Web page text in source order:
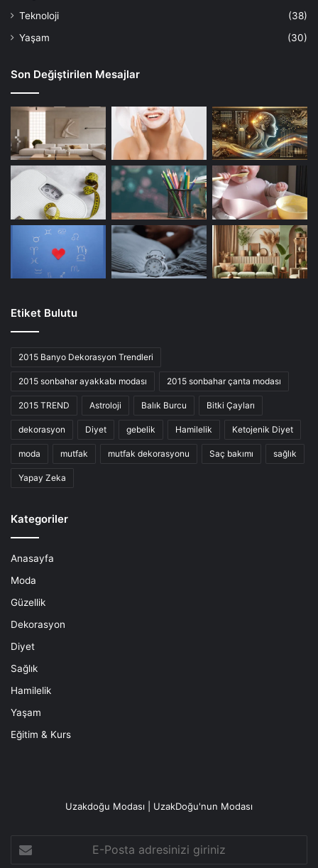
Teknoloji
(38)
Yaşam
(30)
Son Değiştirilen Mesajlar
Etiket Bulutu
2015 Banyo Dekorasyon Trendleri
2015 sonbahar ayakkabı modası 2015 sonbahar çanta modası
2015 TREND Astroloji Balık Burcu Bitki Çayları
dekorasyon Diyet gebelik Hamilelik Ketojenik Diyet
moda mutfak mutfak dekorasyonu Saç bakımı sağlık
Yapay Zeka
Kategoriler
Anasayfa
Moda
Güzellik
Dekorasyon
Diyet
Sağlık
Hamilelik
Yaşam
Eğitim & Kurs
Uzakdoğu Modası | UzakDoğu'nun Modası
Posta